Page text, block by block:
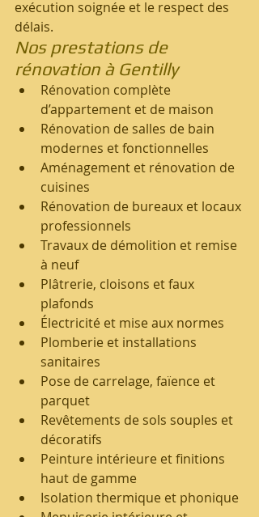
exécution soignée et le respect des
délais.
Nos prestations de
rénovation à Gentilly
Rénovation complète
d’appartement et de maison
Rénovation de salles de bain
modernes et fonctionnelles
Aménagement et rénovation de
cuisines
Rénovation de bureaux et locaux
professionnels
Travaux de démolition et remise
à neuf
Plâtrerie, cloisons et faux
plafonds
Électricité et mise aux normes
Plomberie et installations
sanitaires
Pose de carrelage, faïence et
parquet
Revêtements de sols souples et
décoratifs
Peinture intérieure et finitions
haut de gamme
Isolation thermique et phonique